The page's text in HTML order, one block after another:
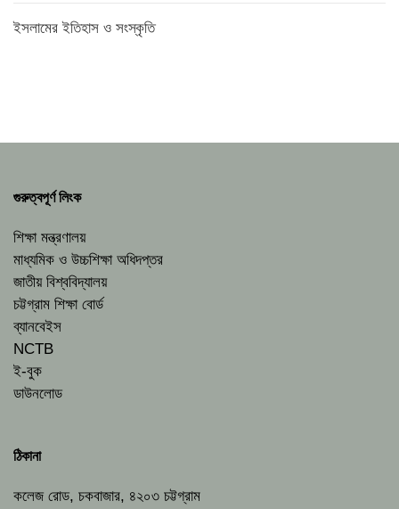
ইসলামের ইতিহাস ও সংস্কৃতি
গুরুত্বপূর্ণ লিংক
শিক্ষা মন্ত্রণালয়
মাধ্যমিক ও উচ্চশিক্ষা অধিদপ্তর
জাতীয় বিশ্ববিদ্যালয়
চট্টগ্রাম শিক্ষা বোর্ড
ব্যানবেইস
NCTB
ই-বুক
ডাউনলোড
ঠিকানা
কলেজ রোড, চকবাজার, ৪২০৩ চট্টগ্রাম